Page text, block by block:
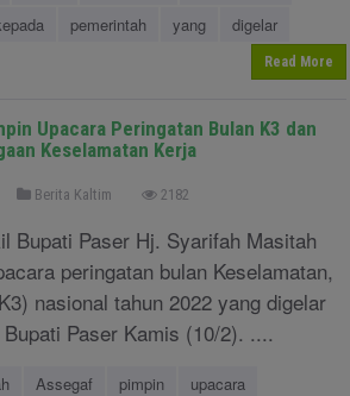
pemerintah yang
digelar
Read More
Upacara Peringatan Bulan K3 dan
Keselamatan Kerja
Berita Kaltim 2182
Bupati Paser Hj. Syarifah Masitah
peringatan bulan Keselamatan,
nasional tahun 2022 yang digelar
Paser Kamis (10/2). ....
Assegaf pimpin
upacara